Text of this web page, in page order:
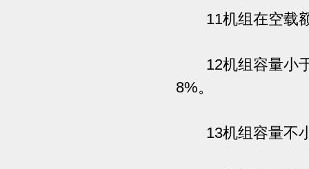
11机组在空载额
12机组容量小于
8%。
13机组容量不小